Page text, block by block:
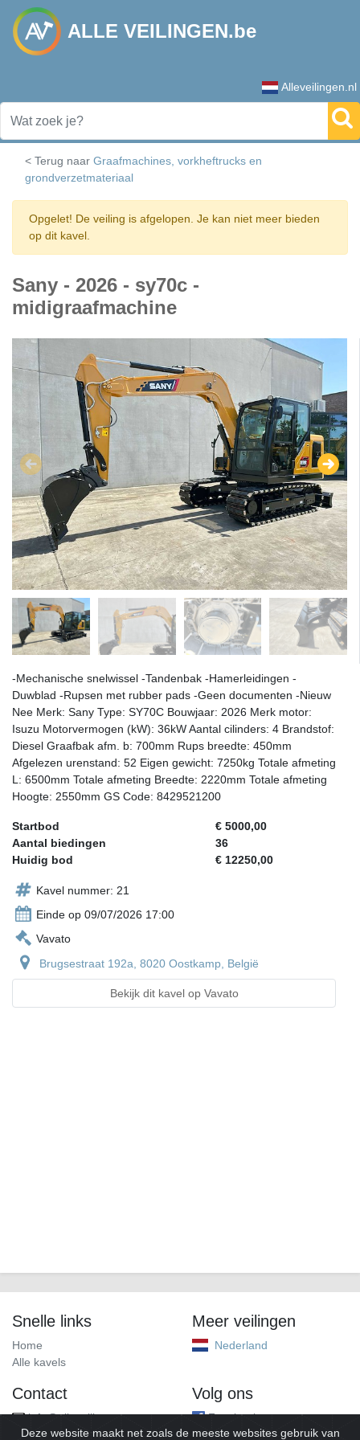
ALLE VEILINGEN.be
Alleveilingen.nl
< Terug naar Graafmachines, vorkheftrucks en
grondverzetmateriaal
Opgelet! De veiling is afgelopen. Je kan niet meer bieden
op dit kavel.
Sany - 2026 - sy70c -
midigraafmachine
-Mechanische snelwissel -Tandenbak -Hamerleidingen -
Duwblad -Rupsen met rubber pads -Geen documenten -Nieuw
Nee Merk: Sany Type: SY70C Bouwjaar: 2026 Merk motor:
Isuzu Motorvermogen (kW): 36kW Aantal cilinders: 4 Brandstof:
Diesel Graafbak afm. b: 700mm Rups breedte: 450mm
Afgelezen urenstand: 52 Eigen gewicht: 7250kg Totale afmeting
L: 6500mm Totale afmeting Breedte: 2220mm Totale afmeting
Hoogte: 2550mm GS Code: 8429521200
Startbod
€ 5000,00
Aantal biedingen
36
Huidig bod
€ 12250,00
Kavel nummer: 21
Einde op 09/07/2026 17:00
Vavato
Brugsestraat 192a, 8020 Oostkamp, België
Bekijk dit kavel op Vavato
Snelle links
Home
Alle kavels
Meer veilingen
Nederland
Contact
info@alleveilingen.net
Volg ons
Facebook
Deze website maakt net zoals de meeste websites gebruik van